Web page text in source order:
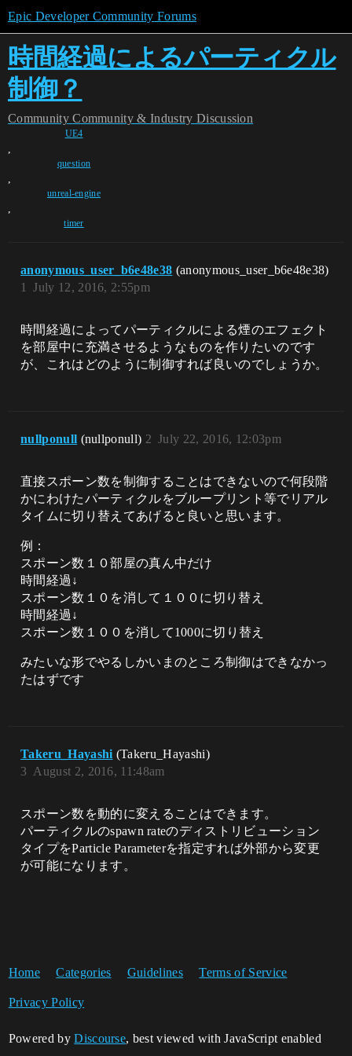
Epic Developer Community Forums
時間経過によるパーティクル
制御？
Community Community & Industry Discussion
UE4
,
question
,
unreal-engine
,
timer
anonymous_user_b6e48e38 (anonymous_user_b6e48e38)
July 12, 2016, 2:55pm
1
時間経過によってパーティクルによる煙のエフェクト
を部屋中に充満させるようなものを作りたいのです
が、これはどのように制御すれば良いのでしょうか。
nullponull (nullponull) July 22, 2016, 12:03pm
2
直接スポーン数を制御することはできないので何段階
かにわけたパーティクルをブループリント等でリアル
タイムに切り替えてあげると良いと思います。
例：
スポーン数１０部屋の真ん中だけ
時間経過↓
スポーン数１０を消して１００に切り替え
時間経過↓
スポーン数１００を消して1000に切り替え
みたいな形でやるしかいまのところ制御はできなかっ
たはずです
Takeru_Hayashi (Takeru_Hayashi)
August 2, 2016, 11:48am
3
スポーン数を動的に変えることはできます。
パーティクルのspawn rateのディストリビューション
タイプをParticle Parameterを指定すれば外部から変更
が可能になります。
Home Categories Guidelines Terms of Service
Privacy Policy
Powered byDiscourse, best viewed with JavaScript enabled